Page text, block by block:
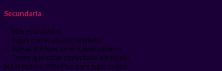
Secundaria
✅ Más económico
✅ Jugas con el usuario enviado
✅ Sumas trofeos en el nuevo usuario
✅ Tenes que estar conectado a internet
❌ No incluye PSN Plus para jugar online